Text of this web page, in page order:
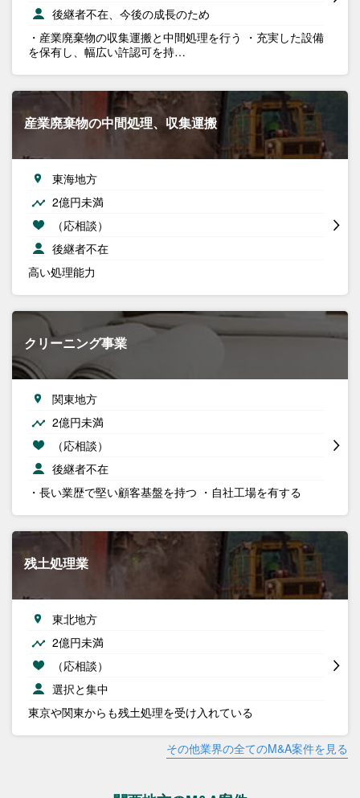
後継者不在、今後の成長のため
・産業廃棄物の収集運搬と中間処理を行う ・充実した設備
を保有し、幅広い許認可を持…
産業廃棄物の中間処理、収集運搬
東海地方
2億円未満
（応相談）
後継者不在
高い処理能力
クリーニング事業
関東地方
2億円未満
（応相談）
後継者不在
・長い業歴で堅い顧客基盤を持つ ・自社工場を有する
残土処理業
東北地方
2億円未満
（応相談）
選択と集中
東京や関東からも残土処理を受け入れている
その他業界の全てのM&A案件を見る